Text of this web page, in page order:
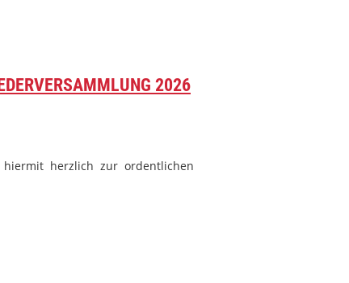
2026
hiermit herzlich zur ordentlichen